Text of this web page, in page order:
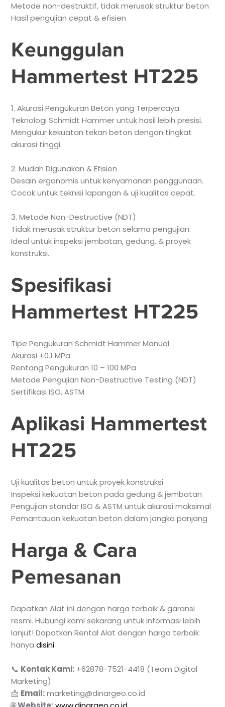
Metode non-destruktif, tidak merusak struktur beton
Hasil pengujian cepat & efisien
Keunggulan
Hammertest HT225
1. Akurasi Pengukuran Beton yang Terpercaya
Teknologi Schmidt Hammer untuk hasil lebih presisi.
Mengukur kekuatan tekan beton dengan tingkat
akurasi tinggi.
2. Mudah Digunakan & Efisien
Desain ergonomis untuk kenyamanan penggunaan.
Cocok untuk teknisi lapangan & uji kualitas cepat.
3. Metode Non-Destructive (NDT)
Tidak merusak struktur beton selama pengujian.
Ideal untuk inspeksi jembatan, gedung, & proyek
konstruksi.
Spesifikasi
Hammertest HT225
Tipe Pengukuran Schmidt Hammer Manual
Akurasi ±0.1 MPa
Rentang Pengukuran 10 – 100 MPa
Metode Pengujian Non-Destructive Testing (NDT)
Sertifikasi ISO, ASTM
Aplikasi Hammertest
HT225
Uji kualitas beton untuk proyek konstruksi
Inspeksi kekuatan beton pada gedung & jembatan
Pengujian standar ISO & ASTM untuk akurasi maksimal
Pemantauan kekuatan beton dalam jangka panjang
Harga & Cara
Pemesanan
Dapatkan Alat ini dengan harga terbaik & garansi
resmi. Hubungi kami sekarang untuk informasi lebih
lanjut! Dapatkan Rental Alat dengan harga terbaik
hanyadisini
📞 Kontak Kami: +62878-7521-4418 (Team Digital
Marketing)
📩 Email:marketing@dinargeo.co.id